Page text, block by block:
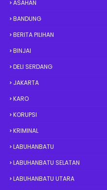
ASAHAN
BANDUNG
BERITA PILIHAN
BINJAI
DELI SERDANG
JAKARTA
KARO
KORUPSI
KRIMINAL
LABUHANBATU
LABUHANBATU SELATAN
LABUHANBATU UTARA